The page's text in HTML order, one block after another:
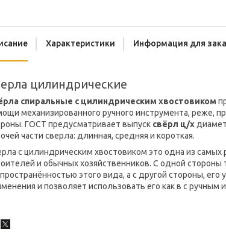
Характеристики Информация для
цилиндрические
спиральные с цилиндрическим хвостовиком
механизированного ручного инструмента, реже,
ГОСТ предусматривает выпуск свёрл ц/х
части сверла: длинная, средняя и короткая.
с цилиндрическим хвостовиком это одна из
и обычных хозяйственников. С одной
этого вида, а с другой стороны,
и позволяет использовать его как в с